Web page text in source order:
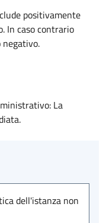
positivamente
In caso contrario
negativo.
La
dell'istanza non